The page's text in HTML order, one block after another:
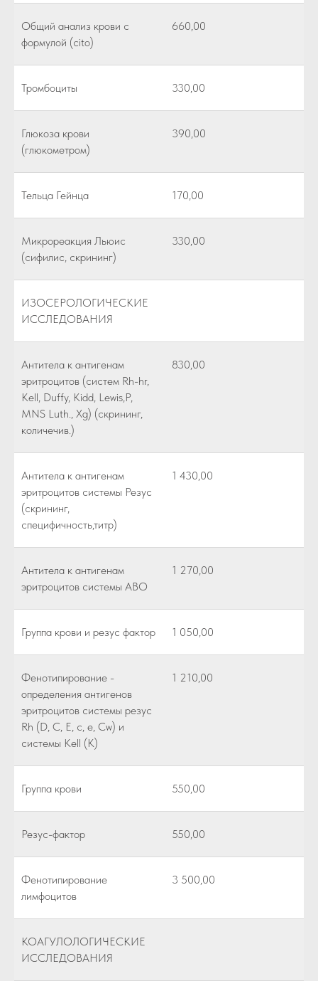
Общий анализ крови с
формулой (cito)
660,00
Тромбоциты 330,00
Глюкоза крови
(глюкометром)
390,00
Тельца Гейнца 170,00
Микрореакция Льюис
(сифилис, скрининг)
330,00
ИЗОСЕРОЛОГИЧЕСКИЕ
ИССЛЕДОВАНИЯ
Антитела к антигенам
эритроцитов (систем Rh-hr,
Kell, Duffy, Kidd, Lewis,P,
MNS Luth., Xg) (скрининг,
количечив.)
830,00
Антитела к антигенам
эритроцитов системы Резус
(скрининг,
специфичность,титр)
1 430,00
Антитела к антигенам
эритроцитов системы АВО
1 270,00
Группа крови и резус фактор 1 050,00
Фенотипирование -
определения антигенов
эритроцитов системы резус
Rh (D, C, E, c, e, Cw) и
системы Kell (К)
1 210,00
Группа крови 550,00
Резус-фактор 550,00
Фенотипирование
лимфоцитов
3 500,00
КОАГУЛОЛОГИЧЕСКИЕ
ИССЛЕДОВАНИЯ